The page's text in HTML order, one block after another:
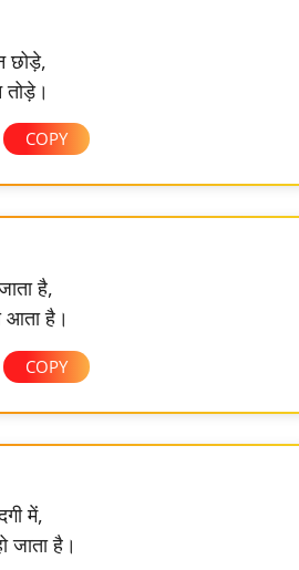
छोड़े,
तोड़े।
है,
आता है।
में,
जाता है।